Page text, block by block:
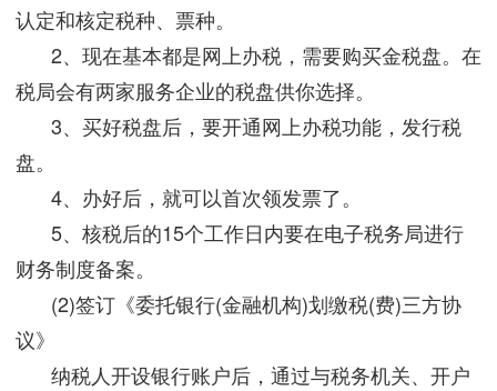
认定和核定税种、票种。
2、现在基本都是网上办税，需要购买金税盘。在
税局会有两家服务企业的税盘供你选择。
3、买好税盘后，要开通网上办税功能，发行税
盘。
4、办好后，就可以首次领发票了。
5、核税后的15个工作日内要在电子税务局进行
财务制度备案。
(2)签订《委托银行(金融机构)划缴税(费)三方协
议》
纳税人开设银行账户后，通过与税务机关、开户